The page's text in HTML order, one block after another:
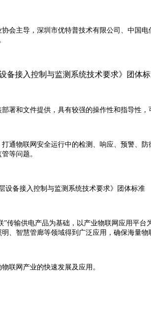
会主导，深圳市优特普技术有限公司、中国
和文件提供，具有较强的操作性和指导性
通物联网安全运行中的检测、响应、预警、
等问题。
输供电产品为基础，以产业物联网应用平
智慧管廊等领域得到广泛应用，确保海量物
联网产业的快速发展及应用。